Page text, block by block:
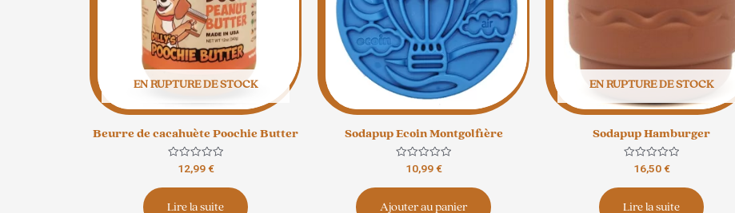
EN RUPTURE DE STOCK
Beurre de cacahuète Poochie Butter
Note
sur
12,99€
Lire la suite
Sodapup Ecoin Montgolfière
Note
sur
10,99€
Ajouter au panier
EN RUPTURE DE STOCK
Sodapup Hamburger
Note
sur
16,50€
Lire la suite